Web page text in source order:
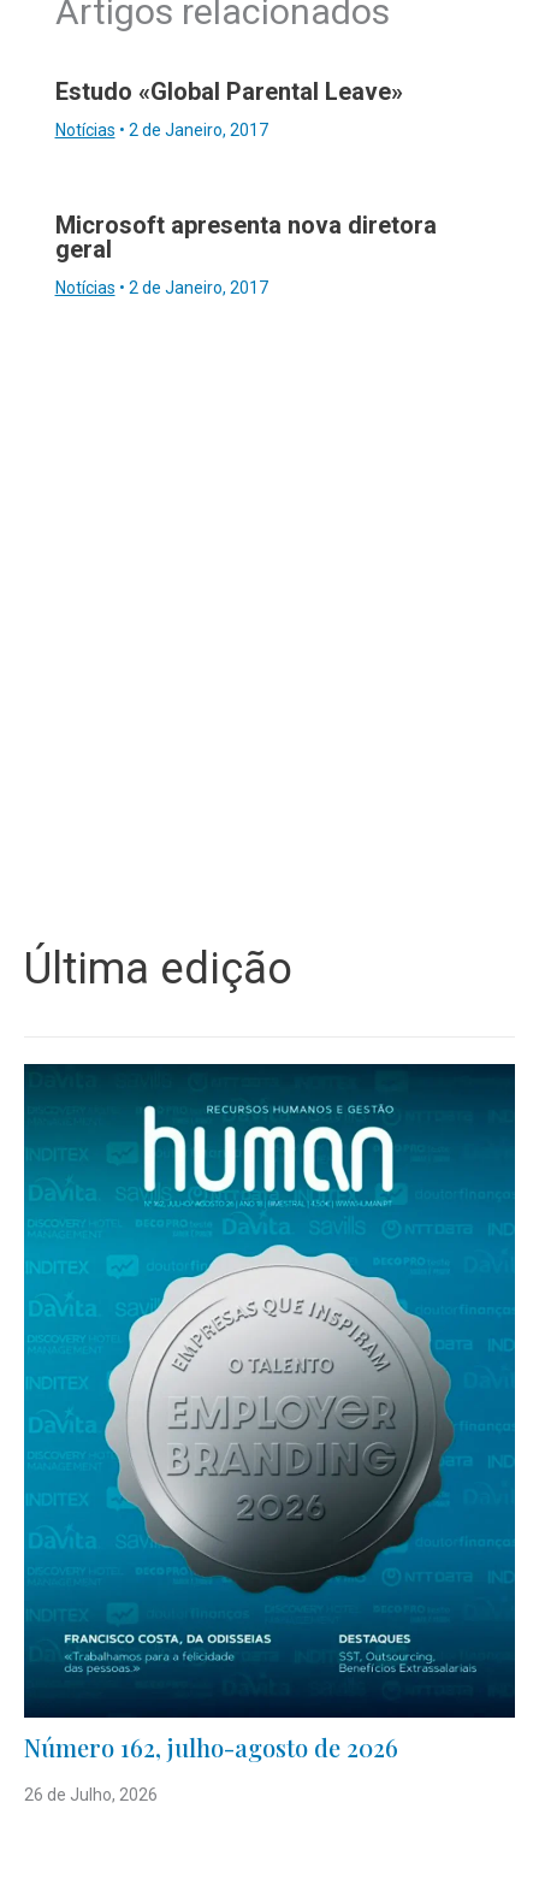
Artigos relacionados
Estudo «Global Parental Leave»
Notícias • 2 de Janeiro, 2017
Microsoft apresenta nova diretora
geral
Notícias • 2 de Janeiro, 2017
Última edição
Número 162, julho-agosto de 2026
26 de Julho, 2026